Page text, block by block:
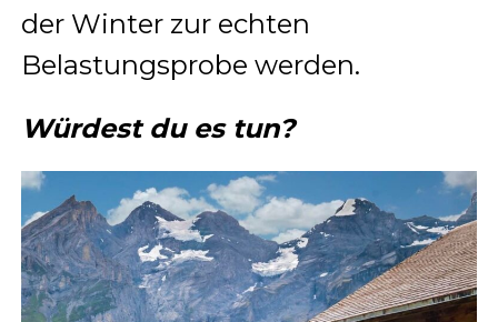
der Winter zur echten
Belastungsprobe werden.
Würdest du es tun?